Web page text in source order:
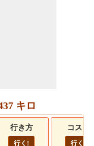
キロ
行き方
行く!
コスト
行く!